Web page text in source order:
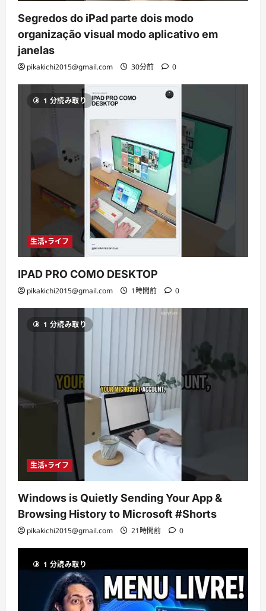
Segredos do iPad parte dois modo
organização visual modo aplicativo em
janelas
pikakichi2015@gmail.com 30分前 0
1 分読み取り
生活・ライフ
IPAD PRO COMO DESKTOP
pikakichi2015@gmail.com 1時間前 0
1 分読み取り
生活・ライフ
Windows is Quietly Sending Your App &
Browsing History to Microsoft #Shorts
pikakichi2015@gmail.com 21時間前 0
1 分読み取り